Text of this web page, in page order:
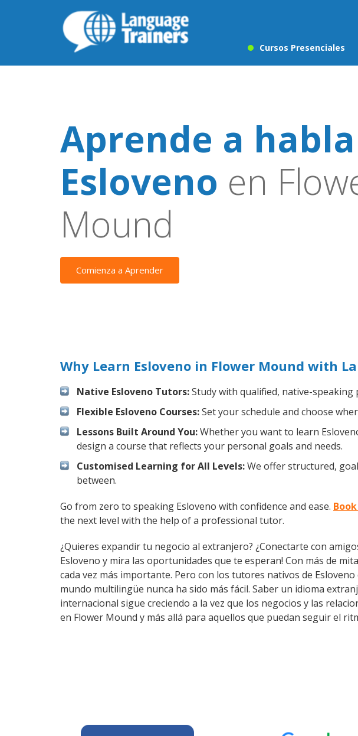
Cursos Presenciales
Aprende a
Esloveno en
Mound
Comienza a Aprender
Why Learn Esloveno in Flower Mound with
Native Esloveno Tutors:Study with qualified, native-
Flexible Esloveno Courses:Set your schedule and choose
Lessons Built Around You:Whether you want to learn
design a course that reflects your personal goals and needs.
Customised Learning for All Levels:We offer structured,
between.
Go from zero to speaking Esloveno with confidence and ease.
the next level with the help of a professional tutor.
¿Quieres expandir tu negocio al extranjero? ¿Conectarte con
Esloveno y mira las oportunidades que te esperan! Con más de
cada vez más importante. Pero con los tutores nativos de
mundo multilingüe nunca ha sido más fácil. Saber un idioma
internacional sigue creciendo a la vez que los negocios y las
en Flower Mound y más allá para aquellos que puedan seguir el